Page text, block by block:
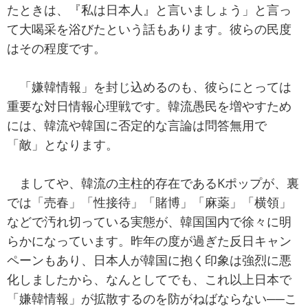
たときは、『私は日本人』と言いましょう」と言っ
て大喝采を浴びたという話もあります。彼らの民度
はその程度です。
「嫌韓情報」を封じ込めるのも、彼らにとっては
重要な対日情報心理戦です。韓流愚民を増やすため
には、韓流や韓国に否定的な言論は問答無用で
「敵」となります。
ましてや、韓流の主柱的存在であるKポップが、裏
では「売春」「性接待」「賭博」「麻薬」「横領」
などで汚れ切っている実態が、韓国国内で徐々に明
らかになっています。昨年の度が過ぎた反日キャン
ペーンもあり、日本人が韓国に抱く印象は強烈に悪
化しましたから、なんとしてでも、これ以上日本で
「嫌韓情報」が拡散するのを防がねばならない──こ